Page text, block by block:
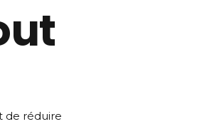
de réduire